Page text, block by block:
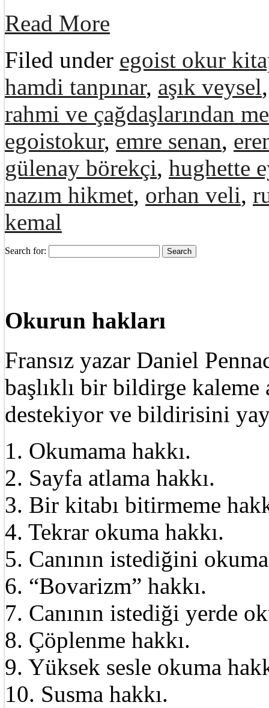
Read More
Filed under egoist okur
hamdi tanpınar, aşık veysel
rahmi ve çağdaşlarından
egoistokur, emre senan,
gülenay börekçi, hughette
nazım hikmet, orhan veli,
kemal
Search for:
Okurun hakları
Fransız yazar Daniel
başlıklı bir bildirge kaleme
destekiyor ve bildirisini
1. Okumama hakkı.
2. Sayfa atlama hakkı.
3. Bir kitabı bitirmeme
4. Tekrar okuma hakkı.
5. Canının istediğini
6. “Bovarizm” hakkı.
7. Canının istediği yerde
8. Çöplenme hakkı.
9. Yüksek sesle okuma
10. Susma hakkı.